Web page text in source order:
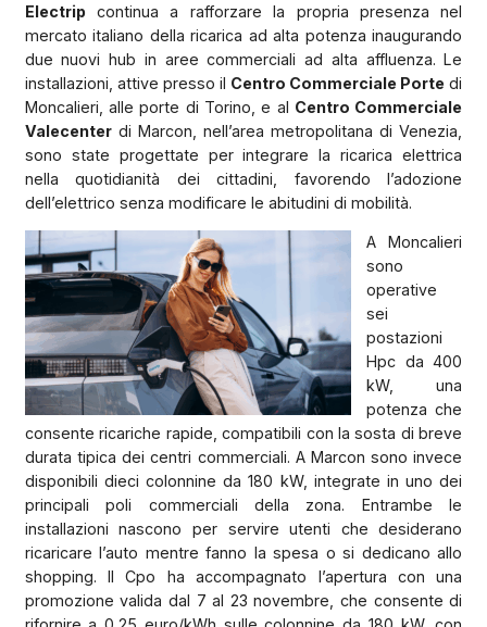
Electrip continua a rafforzare la propria presenza nel
mercato italiano della ricarica ad alta potenza inaugurando
due nuovi hub in aree commerciali ad alta affluenza. Le
installazioni, attive presso il Centro Commerciale Porte di
Moncalieri, alle porte di Torino, e al Centro Commerciale
Valecenterdi Marcon, nell’area metropolitana di Venezia,
sono state progettate per integrare la ricarica elettrica
nella quotidianità dei cittadini, favorendo l’adozione
dell’elettrico senza modificare le abitudini di mobilità.
A Moncalieri
sono
operative
sei
postazioni
Hpc da 400
kW, una
potenza che
consente ricariche rapide, compatibili con la sosta di breve
durata tipica dei centri commerciali. A Marcon sono invece
disponibili dieci colonnine da 180 kW, integrate in uno dei
principali poli commerciali della zona. Entrambe le
installazioni nascono per servire utenti che desiderano
ricaricare l’auto mentre fanno la spesa o si dedicano allo
shopping. Il Cpo ha accompagnato l’apertura con una
promozione valida dal 7 al 23 novembre, che consente di